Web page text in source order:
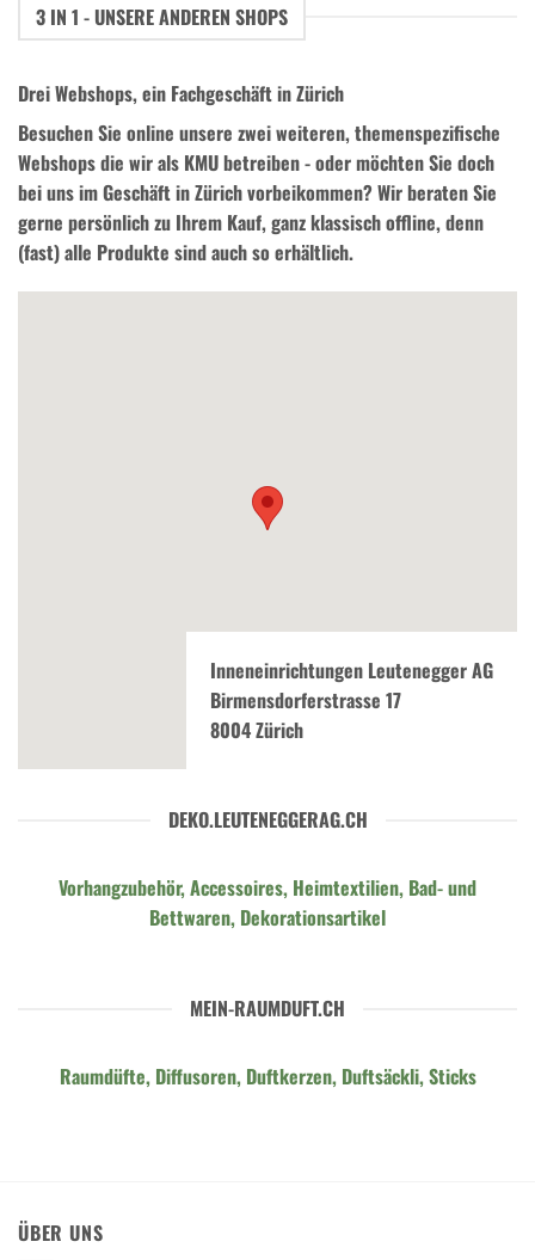
3 IN 1 - UNSERE ANDEREN SHOPS
Drei Webshops, ein Fachgeschäft in Zürich
Besuchen Sie online unsere zwei weiteren, themenspezifische
Webshops die wir als KMU betreiben - oder möchten Sie doch
bei uns im Geschäft in Zürich vorbeikommen? Wir beraten Sie
gerne persönlich zu Ihrem Kauf, ganz klassisch offline, denn
(fast) alle Produkte sind auch so erhältlich.
Inneneinrichtungen Leutenegger AG
Birmensdorferstrasse 17
8004 Zürich
DEKO.LEUTENEGGERAG.CH
Vorhangzubehör, Accessoires, Heimtextilien, Bad- und
Bettwaren, Dekorationsartikel
MEIN-RAUMDUFT.CH
Raumdüfte, Diffusoren, Duftkerzen, Duftsäckli, Sticks
ÜBER UNS